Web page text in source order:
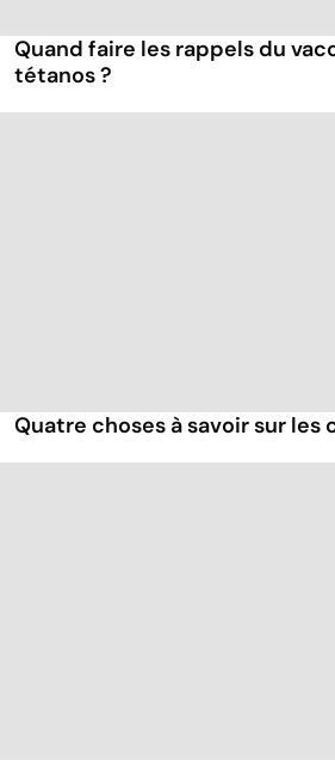
Quand faire les rappels du
tétanos ?
Quatre choses à savoir sur